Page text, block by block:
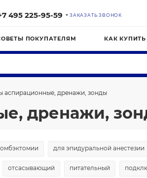
495 225-95-59 ЗАКАЗАТЬ ЗВОНОК
ПОКУПАТЕЛЯМ КАК КУПИТЬ
аспирационные, дренажи, зонды
дренажи,
для эпидуральной анестезии
отсасывающий питательный